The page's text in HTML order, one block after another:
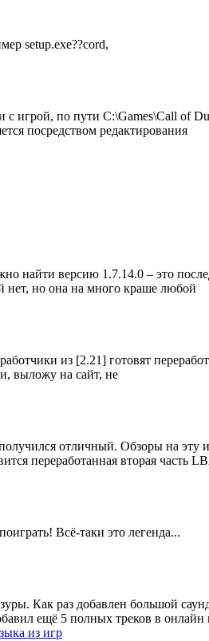
setup.exe??cord,
игрой, по пути C:\Games\Call of
посредством редактирования
найти версию 1.7.14.0 – это
нет, но она на много краше любой
из [2.21] готовят
выложу на сайт, не
отличный. Обзоры на
переработанная вторая часть
Всё-таки это легенда...
Как раз добавлен большой
ещё 5 полных треков в онлайн
из игр